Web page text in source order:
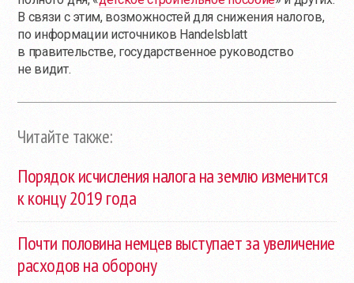
В связи с этим, возможностей для снижения налогов,
по информации источников Handelsblatt
в правительстве, государственное руководство
не видит.
Читайте также:
Порядок исчисления налога на землю изменится
к концу 2019 года
Почти половина немцев выступает за увеличение
расходов на оборону